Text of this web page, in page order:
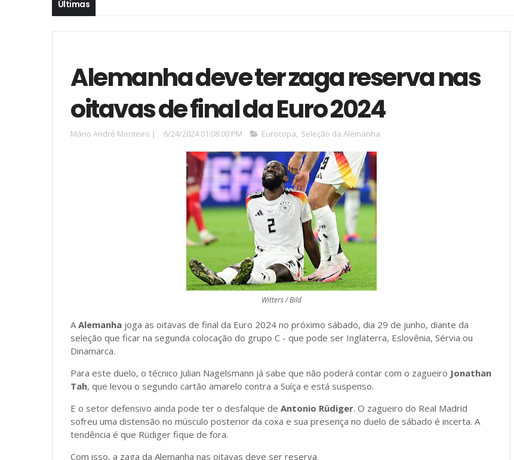
Últimas
Alemanha deve ter zaga reserva nas
oitavas de final da Euro 2024
Mário André Monteiro | 6/24/2024 01:08:00 PM Eurocopa, Seleção da Alemanha
Witters / Bild
AAlemanha joga as oitavas de final da Euro 2024 no próximo sábado, dia 29 de junho, diante da
seleção que ficar na segunda colocação do grupo C - que pode ser Inglaterra, Eslovênia, Sérvia ou
Dinamarca.
Para este duelo, o técnico Julian Nagelsmann já sabe que não poderá contar com o zagueiro Jonathan
Tah, que levou o segundo cartão amarelo contra a Suíça e está suspenso.
E o setor defensivo ainda pode ter o desfalque de Antonio Rüdiger. O zagueiro do Real Madrid
sofreu uma distensão no músculo posterior da coxa e sua presença no duelo de sábado é incerta. A
tendência é que Rüdiger fique de fora.
Com isso, a zaga da Alemanha nas oitavas deve ser reserva.